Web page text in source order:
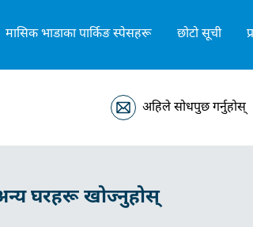
मासिक भाडाका पार्किङ स्पेसहरू छोटो सूची
अहिले सोधपुछ गर्नुहोस्
घरहरू खोज्नुहोस्